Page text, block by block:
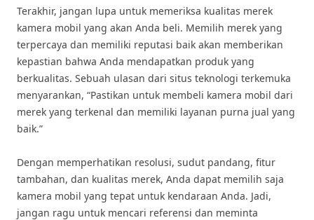
Terakhir, jangan lupa untuk memeriksa kualitas merek
kamera mobil yang akan Anda beli. Memilih merek yang
terpercaya dan memiliki reputasi baik akan memberikan
kepastian bahwa Anda mendapatkan produk yang
berkualitas. Sebuah ulasan dari situs teknologi terkemuka
menyarankan, “Pastikan untuk membeli kamera mobil dari
merek yang terkenal dan memiliki layanan purna jual yang
baik.”
Dengan memperhatikan resolusi, sudut pandang, fitur
tambahan, dan kualitas merek, Anda dapat memilih saja
kamera mobil yang tepat untuk kendaraan Anda. Jadi,
jangan ragu untuk mencari referensi dan meminta